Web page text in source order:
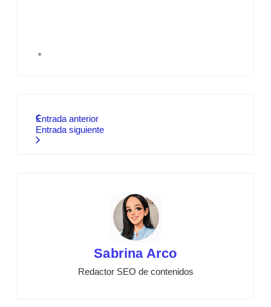
Entrada anterior
Entrada siguiente
Sabrina Arco
Redactor SEO de contenidos